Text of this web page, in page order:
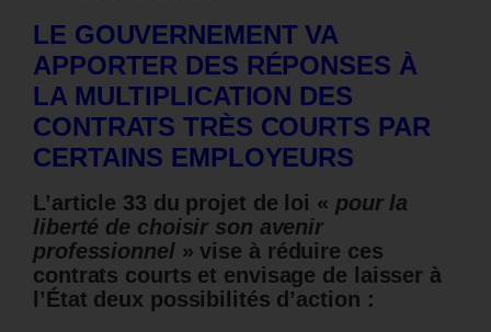
LE GOUVERNEMENT VA
APPORTER DES RÉPONSES À
LA MULTIPLICATION DES
CONTRATS TRÈS COURTS PAR
CERTAINS EMPLOYEURS
L’article 33 du projet de loi « pour la
liberté de choisir son avenir
professionnel» vise à réduire ces
contrats courts et envisage de laisser à
l’État deux possibilités d’action :